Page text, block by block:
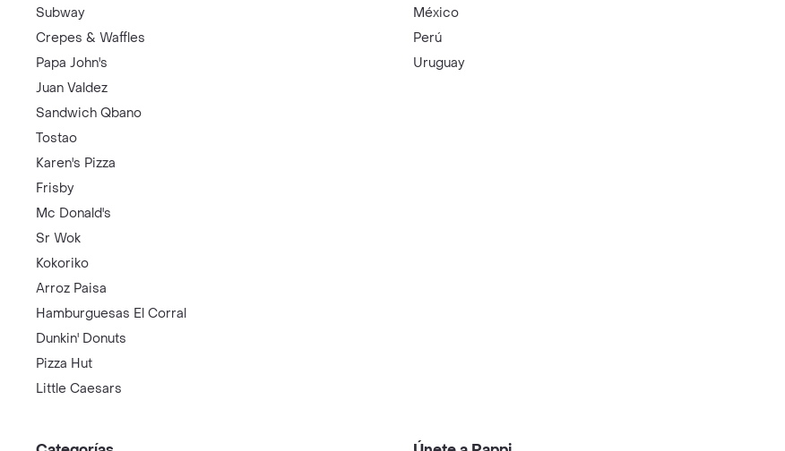
Subway
Crepes & Waffles
Papa John's
Juan Valdez
Sandwich Qbano
Tostao
Karen's Pizza
Frisby
Mc Donald's
Sr Wok
Kokoriko
Arroz Paisa
Hamburguesas El Corral
Dunkin' Donuts
Pizza Hut
Little Caesars
México
Perú
Uruguay